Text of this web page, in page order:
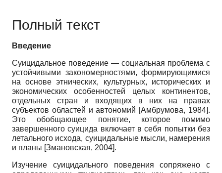
Полный текст
Введение
Суицидальное поведение — социальная проблема с
устойчивыми закономерностями, формирующимися
на основе этнических, культурных, исторических и
экономических особенностей целых континентов,
отдельных стран и входящих в них на правах
субъектов областей и автономий [Амбрумова, 1984].
Это обобщающее понятие, которое помимо
завершенного суицида включает в себя попытки без
летального исхода, суицидальные мысли, намерения
и планы [Змановская, 2004].
Изучение суицидального поведения сопряжено с